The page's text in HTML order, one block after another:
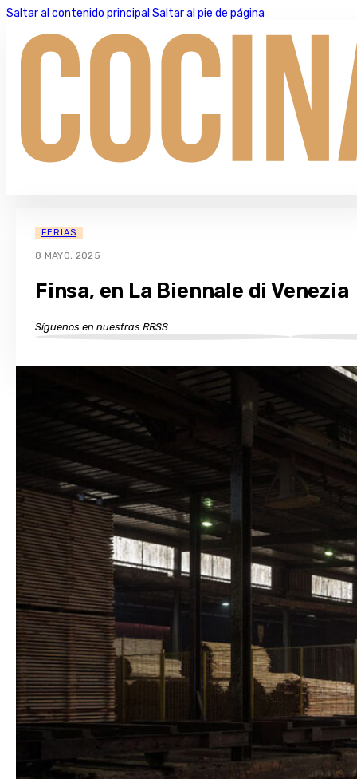
Saltar al contenido principal Saltar al pie de página
FERIAS
8 MAYO, 2025
Finsa, en La Biennale di Venezia
Síguenos en nuestras RRSS